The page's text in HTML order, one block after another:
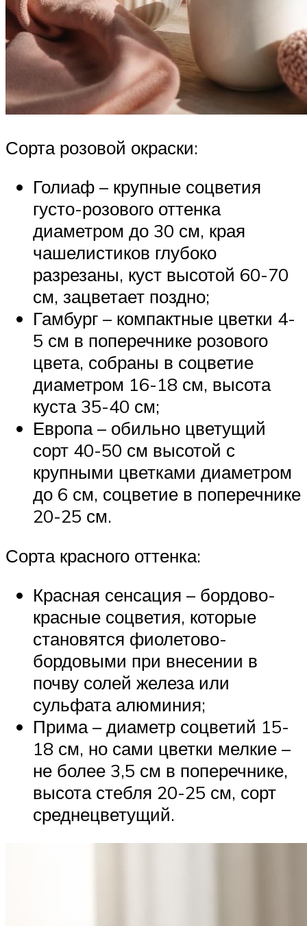
Сорта розовой окраски:
Голиаф – крупные соцветия
густо-розового оттенка
диаметром до 30 см, края
чашелистиков глубоко
разрезаны, куст высотой 60-70
см, зацветает поздно;
Гамбург – компактные цветки 4-
5 см в поперечнике розового
цвета, собраны в соцветие
диаметром 16-18 см, высота
куста 35-40 см;
Европа – обильно цветущий
сорт 40-50 см высотой с
крупными цветками диаметром
до 6 см, соцветие в поперечнике
20-25 см.
Сорта красного оттенка:
Красная сенсация – бордово-
красные соцветия, которые
становятся фиолетово-
бордовыми при внесении в
почву солей железа или
сульфата алюминия;
Прима – диаметр соцветий 15-
18 см, но сами цветки мелкие –
не более 3,5 см в поперечнике,
высота стебля 20-25 см, сорт
среднецветущий.